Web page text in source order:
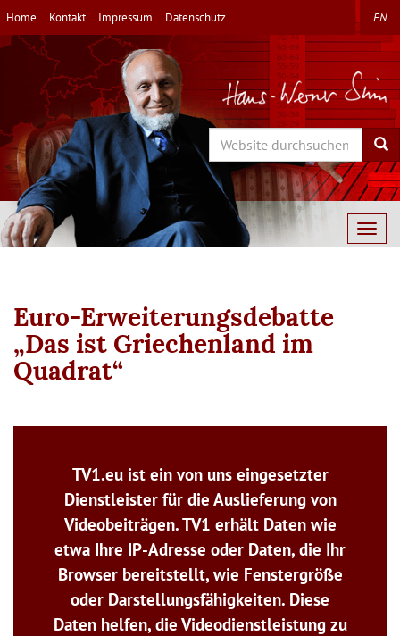
Direkt
zum
Inhalt
Home Kontakt Impressum Datenschutz EN
Search
Euro-Erweiterungsdebatte
„Das ist Griechenland im
Quadrat“
TV1.eu ist ein von uns eingesetzter
Dienstleister für die Auslieferung von
Videobeiträgen. TV1 erhält Daten wie
etwa Ihre IP-Adresse oder Daten, die Ihr
Browser bereitstellt, wie Fenstergröße
oder Darstellungsfähigkeiten. Diese
Daten helfen, die Videodienstleistung zu